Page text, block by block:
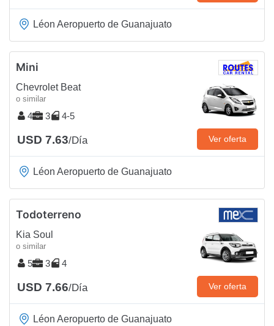
Léon Aeropuerto de Guanajuato
Mini
Chevrolet Beat
o similar
4 3 4-5
USD 7.63/Día Ver oferta
Léon Aeropuerto de Guanajuato
Todoterreno
Kia Soul
o similar
5 3 4
USD 7.66/Día Ver oferta
Léon Aeropuerto de Guanajuato